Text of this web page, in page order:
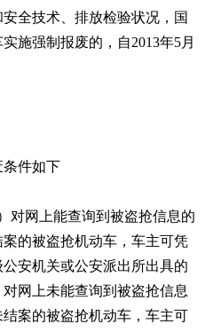
全技术、排放检验状况，国
施强制报废的，自2013年5月
条件如下
对网上能查询到被盗抢信息的
的被盗抢机动车，车主可凭
安机关或公安派出所出具的
网上未能查询到被盗抢信息
案的被盗抢机动车，车主可